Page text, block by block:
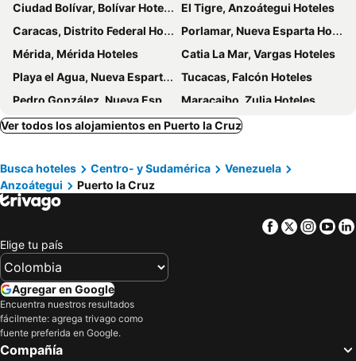
Ciudad Bolívar, Bolívar Hoteles
El Tigre, Anzoátegui Hoteles
Caracas, Distrito Federal Hoteles
Porlamar, Nueva Esparta Hoteles
Mérida, Mérida Hoteles
Catia La Mar, Vargas Hoteles
Playa el Agua, Nueva Esparta Hoteles
Tucacas, Falcón Hoteles
Pedro González, Nueva Esparta Hoteles
Maracaibo, Zulia Hoteles
Ver todos los alojamientos en Puerto la Cruz
Busca hoteles Centro- y Sudamérica
Venezuela
Anzoátegui
Puerto la Cruz
Facebook
Twitter
Elige tu país
Agregar en Google
Encuentra nuestros resultados
fácilmente: agrega trivago como
fuente preferida en Google.
Compañía